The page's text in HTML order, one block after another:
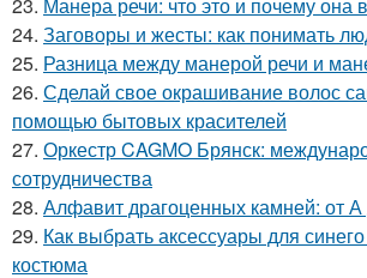
23. Манера речи: что это и почему она
24. Заговоры и жесты: как понимать
25. Разница между манерой речи и
26. Сделай свое окрашивание волос
помощью бытовых красителей
27. Оркестр CAGMO Брянск:
сотрудничества
28. Алфавит драгоценных камней: от
29. Как выбрать аксессуары для
костюма